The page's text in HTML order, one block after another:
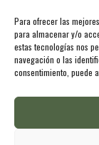
Para ofrecer las
para almacenar y/o
estas tecnologías nos
navegación o las
consentimiento, puede